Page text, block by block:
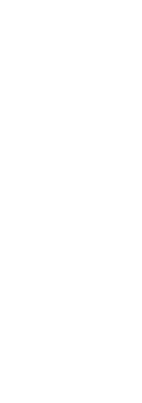
Stačí
aj v
stačí